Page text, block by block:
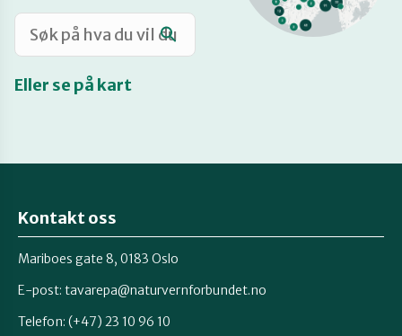
Retten til reparasjon
Eller se på kart
Kontakt oss
Mariboes gate 8, 0183 Oslo
E-post: tavarepa@naturvernforbundet.no
Telefon: (+47) 23 10 96 10